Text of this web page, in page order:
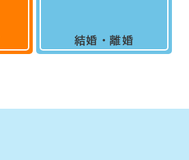
結婚・離婚